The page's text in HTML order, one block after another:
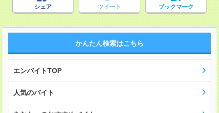
シェア ツイート ブックマーク
かんたん検索はこちら
エンバイトTOP
人気のバイト